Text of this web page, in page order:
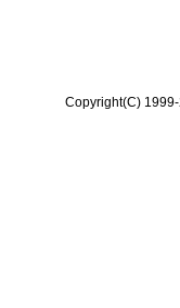
Copyright(C)